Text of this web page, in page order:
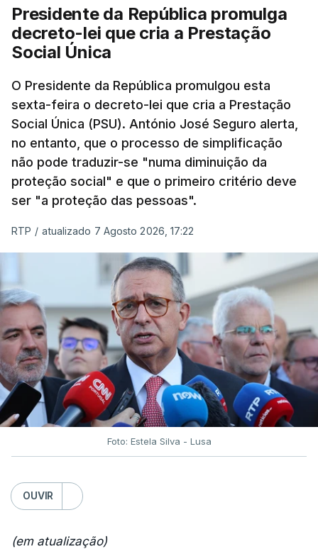
Presidente da República promulga
decreto-lei que cria a Prestação
Social Única
O Presidente da República promulgou esta
sexta-feira o decreto-lei que cria a Prestação
Social Única (PSU). António José Seguro alerta,
no entanto, que o processo de simplificação
não pode traduzir-se "numa diminuição da
proteção social" e que o primeiro critério deve
ser "a proteção das pessoas".
RTP / atualizado 7 Agosto 2026, 17:22
Foto: Estela Silva - Lusa
OUVIR
(em atualização)